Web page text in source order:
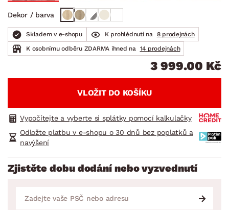
Dekor / barva
Skladem v e-shopu K prohlédnutí na
8 prodejnách
K osobnímu odběru ZDARMA ihned na
14 prodejnách
3 999.00 Kč
VLOŽIT DO KOŠÍKU
Vypočítejte a vyberte si splátky pomocí kalkulačky
Odložte platbu v e-shopu o 30 dnů bez poplatků a
navýšení
Zjistěte dobu dodání nebo vyzvednutí